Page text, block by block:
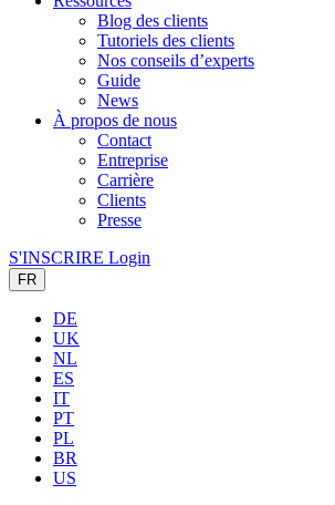
Blog des clients
Tutoriels des clients
Nos conseils d’experts
Guide
News
À propos de nous
Contact
Entreprise
Carrière
Clients
Presse
S'INSCRIRE Login
FR
DE
UK
NL
ES
IT
PT
PL
BR
US